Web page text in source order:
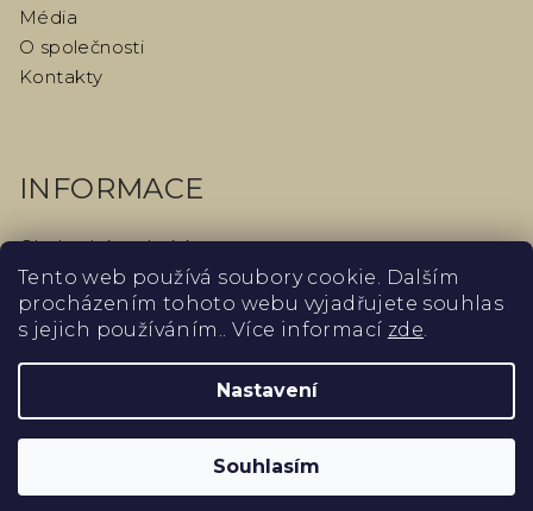
Tento web používá soubory cookie. Dalším
procházením tohoto webu vyjadřujete souhlas
s jejich používáním.. Více informací zde.
Nastavení
Souhlasím
Média
O společnosti
Kontakty
INFORMACE
Obchodní podmínky
Podmínky ochrany osobních údajů
Odstoupení od kupní smlouvy
Podmínky vrácení peněz
Slovník